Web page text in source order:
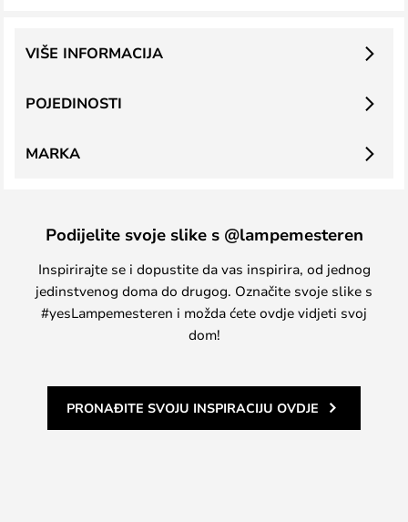
POJEDINOSTI
VIŠE INFORMACIJA
MARKA
Podijelite svoje slike s @lampemesteren
Inspirirajte se i dopustite da vas inspirira, od jednog
jedinstvenog doma do drugog. Označite svoje slike s
#yesLampemesteren i možda ćete ovdje vidjeti svoj
dom!
PRONAĐITE SVOJU INSPIRACIJU OVDJE